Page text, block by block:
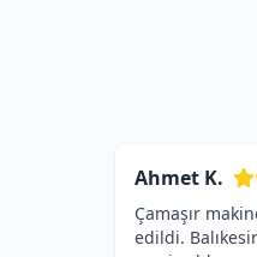
Ahmet K.
Çamaşır
edildi.